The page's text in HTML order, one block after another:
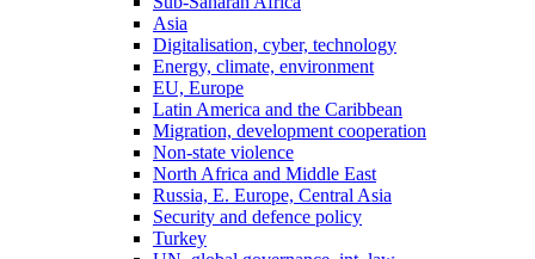
Asia
Digitalisation, cyber, technology
Energy, climate, environment
EU, Europe
Latin America and the Caribbean
Migration, development cooperation
Non-state violence
North Africa and Middle East
Russia, E. Europe, Central Asia
Security and defence policy
Turkey